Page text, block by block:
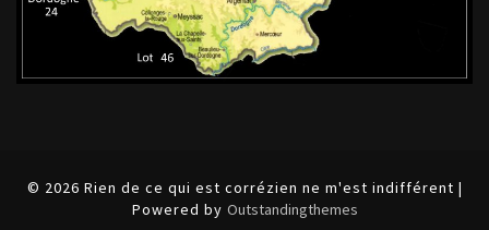
© 2026 Rien de ce qui est corrézien ne m'est indifférent |
Powered by Outstandingthemes